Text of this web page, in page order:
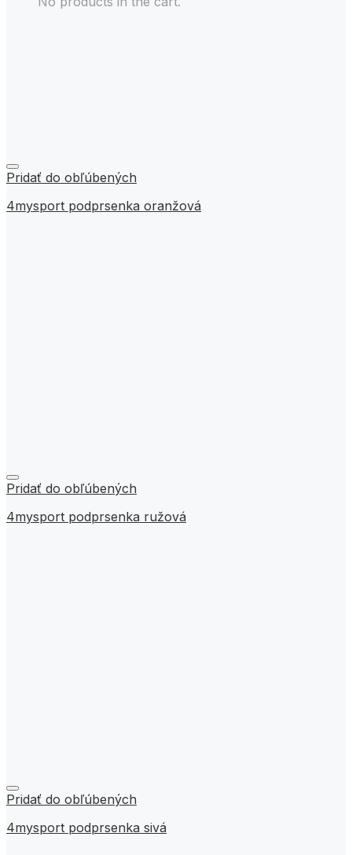
Pridať do obľúbených
4mysport podprsenka oranžová
Pridať do obľúbených
4mysport podprsenka ružová
Pridať do obľúbených
4mysport podprsenka sivá